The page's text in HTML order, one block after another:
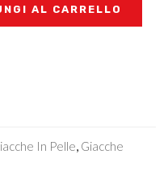
AL CARRELLO
In Pelle, Giacche